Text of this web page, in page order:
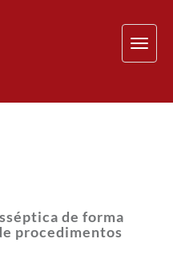
de forma
procedimentos